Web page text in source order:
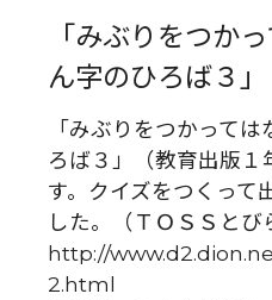
「みぶりをつか
ん字のひろば３」
「みぶりをつかって
ろば３」（教育出版１
す。クイズをつくって
した。（ＴＯＳＳと
http://
2.html